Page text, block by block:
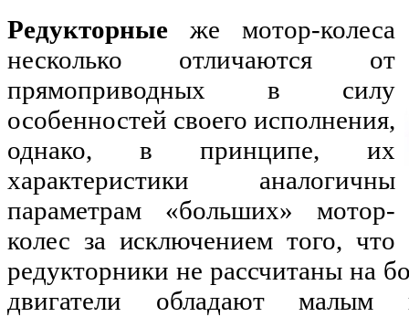
Редукторные же мотор-колеса
несколько отличаются от
прямоприводных в силу
особенностей своего исполнения,
однако, в принципе, их
характеристики аналогичны
параметрам «больших» мотор-
колес за исключением того, что
редукторники не рассчитаны на
двигатели обладают